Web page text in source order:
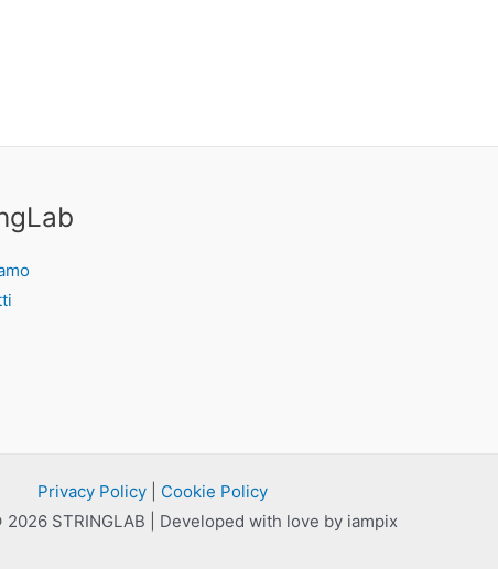
Privacy Policy| Cookie Policy
STRINGLAB | Developed with love by iampix